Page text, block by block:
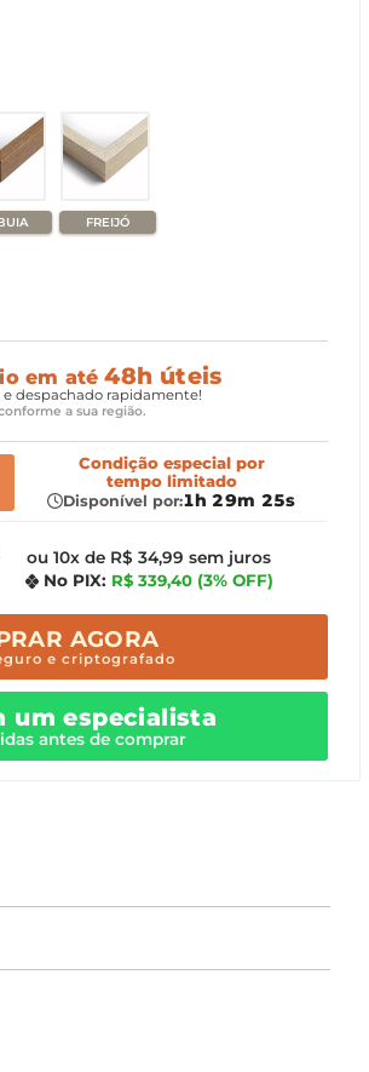
FREIJÓ
em até48h úteis
despachado rapidamente!
a sua região.
Condição especialpor
tempo limitado
Disponível por:1h 29m 23s
ou 10x de R$ 34,99 sem juros
No PIX: R$ 339,40 (3% OFF)
AGORA
e criptografado
um especialista
antes de comprar
ideal para o seu ambiente é